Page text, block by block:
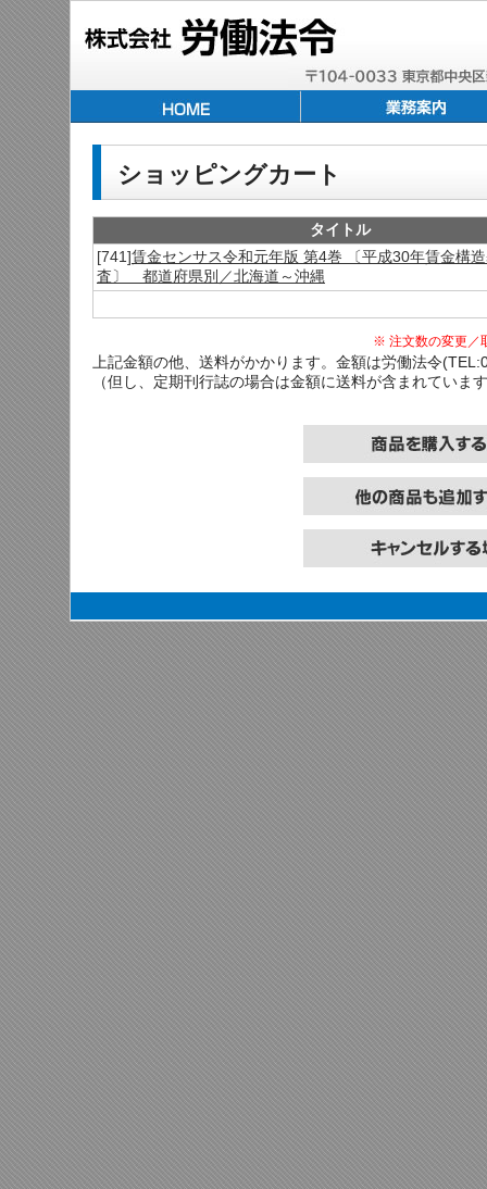
ショッピングカート
タイトル
[741]賃金センサス令和元年版 第4巻 〔平成30年賃金構
査〕 都道府県別／北海道～沖縄
※ 注文数の変更／
上記金額の他、送料がかかります。金額は労働法令
（但し、定期刊行誌の場合は金額に送料が含まれていま